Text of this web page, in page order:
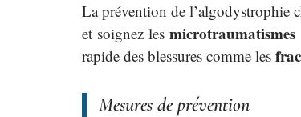
La prévention de l’algodystrophie
et soignez lesmicrotraumatismes
rapide des blessures comme les
Mesures de prévention